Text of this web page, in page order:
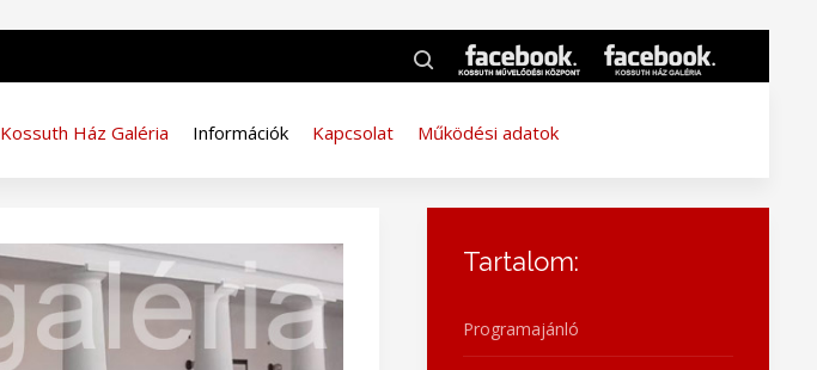
Kossuth Ház Galéria Információk Kapcsolat Működési adatok
Tartalom:
Programajánló